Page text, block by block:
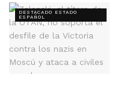
DESTACADO ESTADO
ESPAÑOL